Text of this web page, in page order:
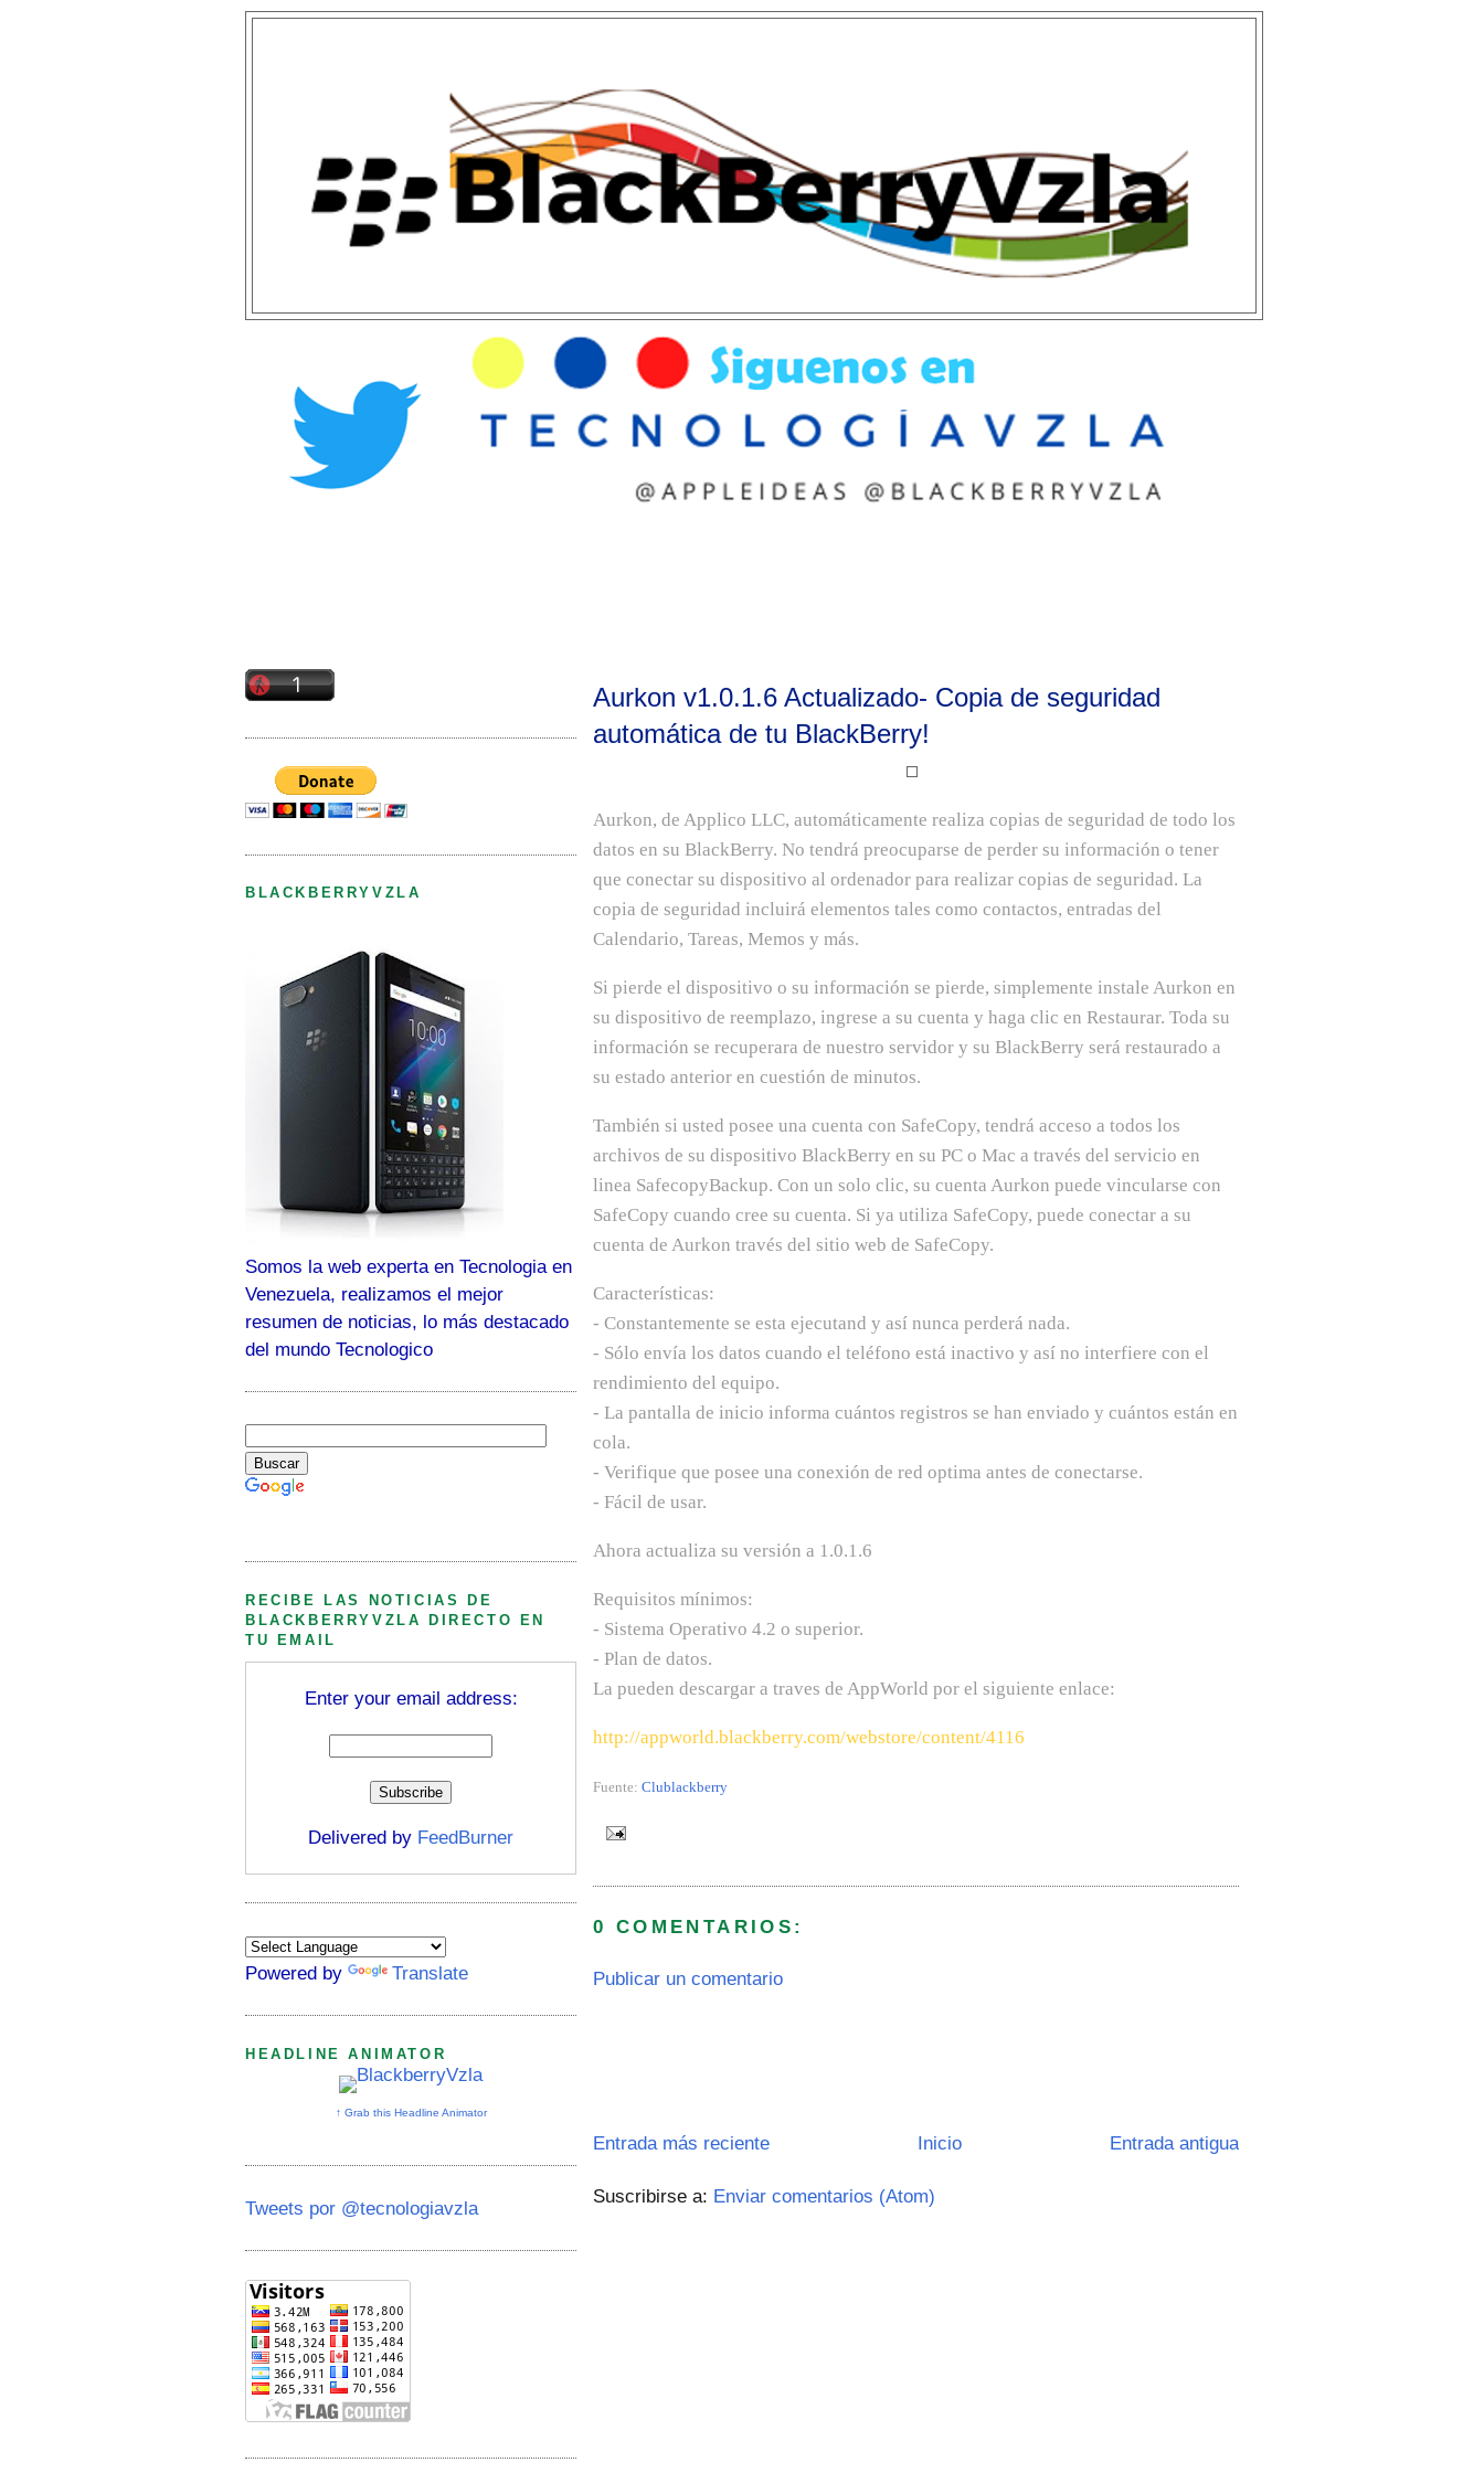
Aurkon v1.0.1.6 Actualizado- Copia de seguridad
automática de tu BlackBerry!
Aurkon, de Applico LLC, automáticamente realiza copias de seguridad de todo los
datos en su BlackBerry. No tendrá preocuparse de perder su información o tener
que conectar su dispositivo al ordenador para realizar copias de seguridad. La
copia de seguridad incluirá elementos tales como contactos, entradas del
Calendario, Tareas, Memos y más.
Si pierde el dispositivo o su información se pierde, simplemente instale Aurkon en
su dispositivo de reemplazo, ingrese a su cuenta y haga clic en Restaurar. Toda su
información se recuperara de nuestro servidor y su BlackBerry será restaurado a
su estado anterior en cuestión de minutos.
También si usted posee una cuenta con SafeCopy, tendrá acceso a todos los
archivos de su dispositivo BlackBerry en su PC o Mac a través del servicio en
linea SafecopyBackup. Con un solo clic, su cuenta Aurkon puede vincularse con
SafeCopy cuando cree su cuenta. Si ya utiliza SafeCopy, puede conectar a su
cuenta de Aurkon través del sitio web de SafeCopy.
Características:
- Constantemente se esta ejecutand y así nunca perderá nada.
- Sólo envía los datos cuando el teléfono está inactivo y así no interfiere con el
rendimiento del equipo.
- La pantalla de inicio informa cuántos registros se han enviado y cuántos están en
cola.
- Verifique que posee una conexión de red optima antes de conectarse.
- Fácil de usar.
Ahora actualiza su versión a 1.0.1.6
Requisitos mínimos:
- Sistema Operativo 4.2 o superior.
- Plan de datos.
La pueden descargar a traves de AppWorld por el siguiente enlace:
http://appworld.blackberry.com/webstore/content/4116
Fuente: Clublackberry
0 COMENTARIOS:
Publicar un comentario
Entrada más reciente Entrada antigua
Inicio
Suscribirse a: Enviar comentarios (Atom)
BLACKBERRYVZLA
Somos la web experta en Tecnologia en
Venezuela, realizamos el mejor
resumen de noticias, lo más destacado
del mundo Tecnologico
RECIBE LAS NOTICIAS DE
BLACKBERRYVZLA DIRECTO EN
TU EMAIL
Enter your email address:
Delivered by FeedBurner
Powered by Translate
HEADLINE ANIMATOR
↑ Grab this Headline Animator
Tweets por @tecnologiavzla